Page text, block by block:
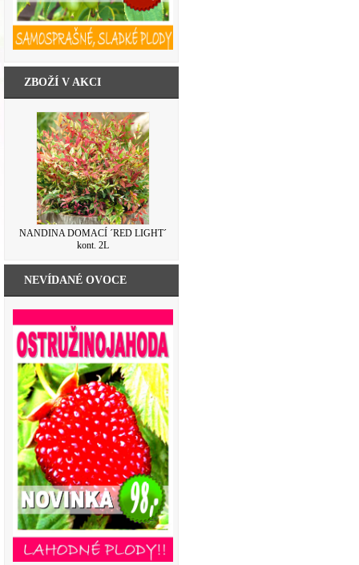
ZBOŽÍ V AKCI
NANDINA DOMACÍ ´RED LIGHT´
kont. 2L
NEVÍDANÉ OVOCE